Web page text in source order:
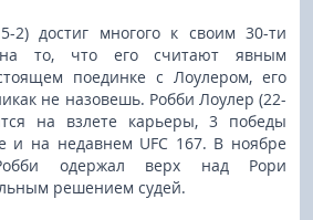
2) достиг многого к своим 30-ти
то, что его считают явным
поединке с Лоулером, его
не назовешь. Робби Лоулер (22-
на взлете карьеры, 3 победы
и на недавнем UFC 167. В ноябре
одержал верх над Рори
решением судей.